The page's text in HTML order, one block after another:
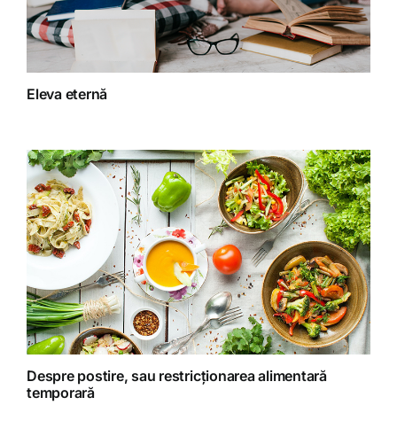
Fără categorie
Homeopatie
Retete fructariene
Retete preparate
Eleva eternă
Despre postire, sau restricționarea alimentară
temporară